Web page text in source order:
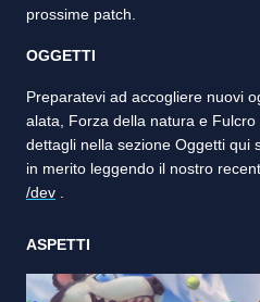
prossime patch.
OGGETTI
Preparatevi ad accogliere nuovi
alata, Forza della natura e
dettagli nella sezione Oggetti qui
in merito leggendo il nostro
/dev
ASPETTI